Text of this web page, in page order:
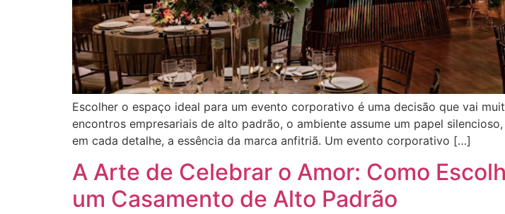
Escolher o espaço ideal para um evento corporativo é uma decisão que vai
encontros empresariais de alto padrão, o ambiente assume um papel
em cada detalhe, a essência da marca anfitriã. Um evento corporativo […]
A Arte de Celebrar o Amor: Como
um Casamento de Alto Padrão